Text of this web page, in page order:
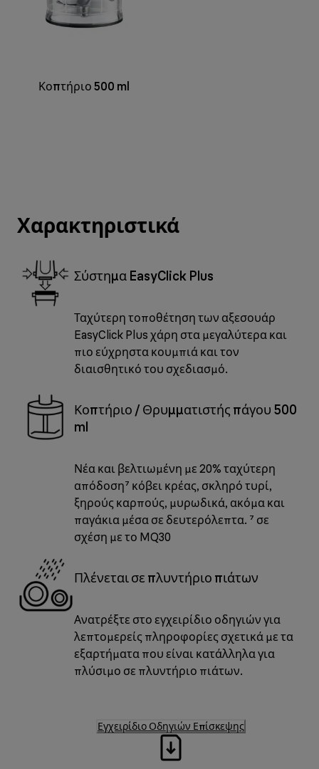
Κοπτήριο 500 ml
Χαρακτηριστικά
Σύστημα EasyClick Plus
Ταχύτερη τοποθέτηση των αξεσουάρ
EasyClick Plus χάρη στα μεγαλύτερα και
πιο εύχρηστα κουμπιά και τον
διαισθητικό του σχεδιασμό.
Κοπτήριο / Θρυμματιστής πάγου 500
ml
Νέα και βελτιωμένη με 20% ταχύτερη
απόδοση⁷ κόβει κρέας, σκληρό τυρί,
ξηρούς καρπούς, μυρωδικά, ακόμα και
παγάκια μέσα σε δευτερόλεπτα. ⁷ σε
σχέση με το MQ30
Πλένεται σε πλυντήριο πιάτων
Ανατρέξτε στο εγχειρίδιο οδηγιών για
λεπτομερείς πληροφορίες σχετικά με τα
εξαρτήματα που είναι κατάλληλα για
πλύσιμο σε πλυντήριο πιάτων.
Εγχειρίδιο Οδηγιών Επίσκεψης